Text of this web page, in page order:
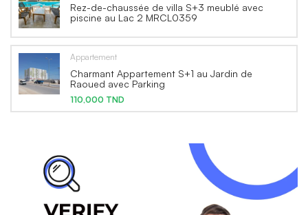
Rez-de-chaussée de villa S+3 meublé avec
piscine au Lac 2 MRCL0359
Appartement
Charmant Appartement S+1 au Jardin de
Raoued avec Parking
110,000 TND